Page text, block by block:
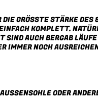
GRÖSSTE STÄRKE DES
KOMPLETT.
AUCH BERGAB LÄUFE
NOCH
ODER